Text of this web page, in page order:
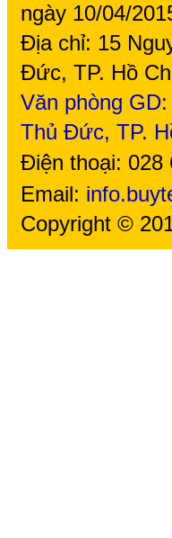
ngày 10/04/
Địa chỉ: 15
Đức, TP. Hồ
Văn phòng
Thủ Đức, TP.
Điện thoại: 028
Email:
Copyright ©